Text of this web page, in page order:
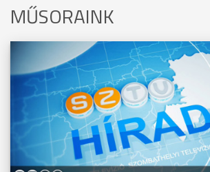
MŰSORAINK